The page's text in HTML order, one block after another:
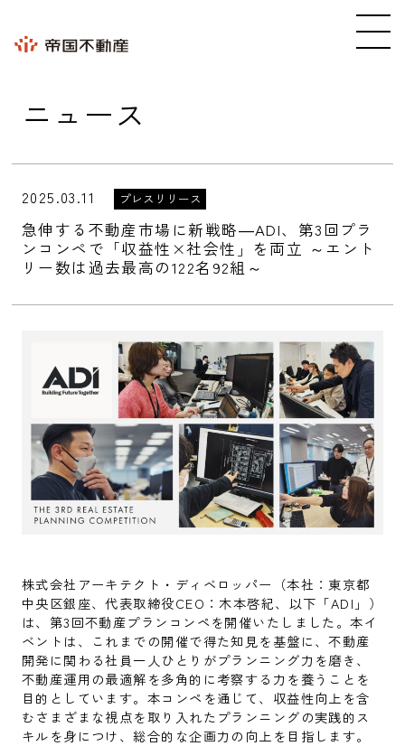
ニュース
2025.03.11 プレスリリース
急伸する不動産市場に新戦略―ADI、第3回プラ
ンコンペで「収益性×社会性」を両立 ～エント
リー数は過去最高の122名92組～
株式会社アーキテクト・ディベロッパー（本社：東京都
中央区銀座、代表取締役CEO：木本啓紀、以下「ADI」）
は、第3回不動産プランコンペを開催いたしました。本イ
ベントは、これまでの開催で得た知見を基盤に、不動産
開発に関わる社員一人ひとりがプランニング力を磨き、
不動産運用の最適解を多角的に考察する力を養うことを
目的としています。本コンペを通じて、収益性向上を含
むさまざまな視点を取り入れたプランニングの実践的ス
キルを身につけ、総合的な企画力の向上を目指します。